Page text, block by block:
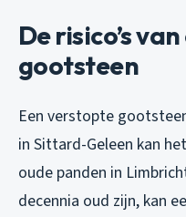
De risico’s
gootsteen
Een verstopte
in Sittard-Geleen kan
oude panden in
decennia oud zijn, kan